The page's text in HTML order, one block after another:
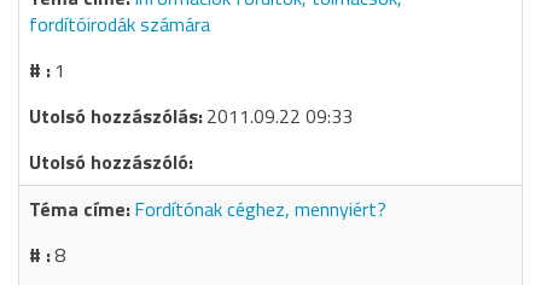
fordítóirodák számára
1
2011.09.22 09:33
Fordítónak céghez, mennyiért?
8